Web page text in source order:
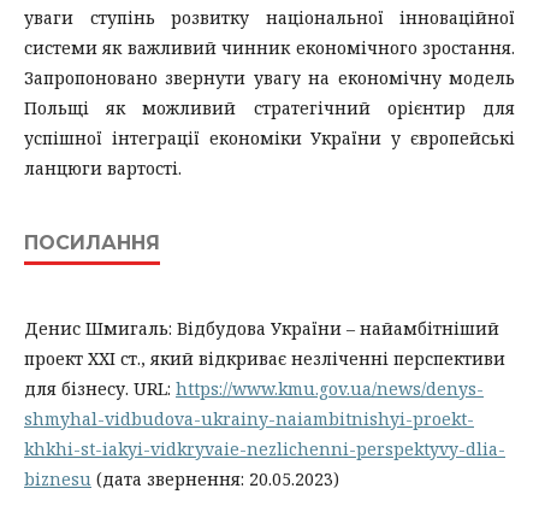
уваги ступінь розвитку національної інноваційної
системи як важливий чинник економічного зростання.
Запропоновано звернути увагу на економічну модель
Польщі як можливий стратегічний орієнтир для
успішної інтеграції економіки України у європейські
ланцюги вартості.
ПОСИЛАННЯ
Денис Шмигаль: Відбудова України – найамбітніший
проект ХХІ ст., який відкриває незліченні перспективи
для бізнесу. URL: https://www.kmu.gov.ua/news/denys-
shmyhal-vidbudova-ukrainy-naiambitnishyi-proekt-
khkhi-st-iakyi-vidkryvaie-nezlichenni-perspektyvy-dlia-
biznesu (дата звернення: 20.05.2023)